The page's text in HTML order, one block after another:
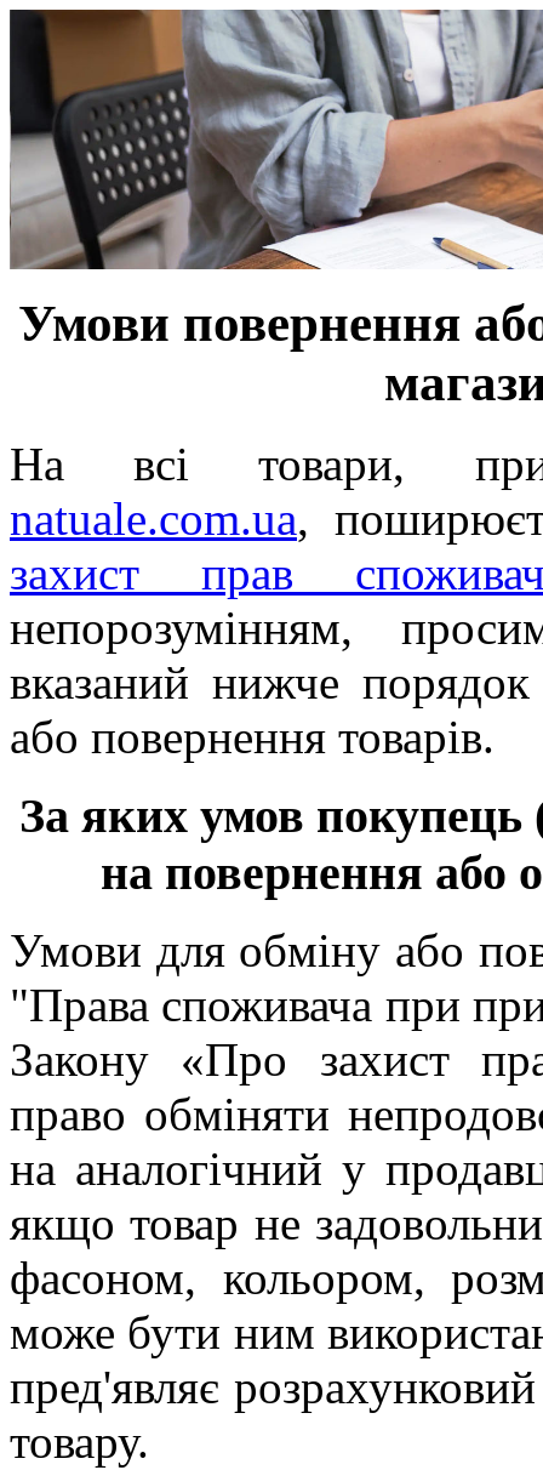
Умови повернення
На всі товари,
natuale.com.ua,
захист прав
непорозумінням,
вказаний нижче
або повернення товарів.
За яких умов
на повернення або
Умови для обміну або
"Права споживача при
Закону «Про захист
право обміняти
на аналогічний у
якщо товар не
фасоном, кольором,
може бути ним
пред'являє
товару.